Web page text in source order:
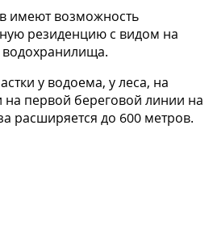
имеют возможность
резиденцию с видом на
водохранилища.
у водоема, у леса, на
на первой береговой линии на
расширяется до 600 метров.